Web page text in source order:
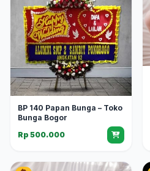
BP 140 Papan Bunga – Toko
Bunga Bogor
Rp 500.000